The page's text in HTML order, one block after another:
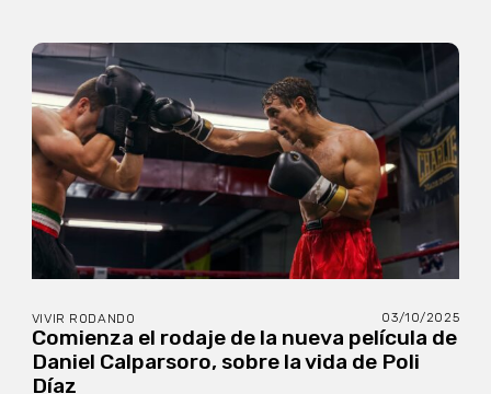
VIVIR RODANDO 03/10/2025
Comienza el rodaje de la nueva película de
Daniel Calparsoro, sobre la vida de Poli
Díaz